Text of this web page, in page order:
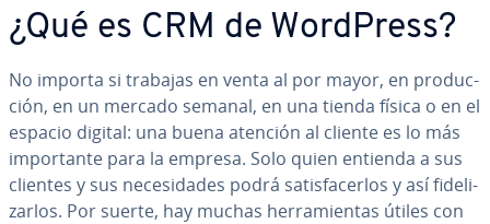
¿Qué es CRM de WordPress?
No importa si trabajas en venta al por mayor, en pro­du­c­
ción, en un mercado semanal, en una tienda física o en el
espacio digital: una buena atención al cliente es lo más
im­po­r­ta­n­te para la empresa. Solo quien entienda a sus
clientes y sus ne­ce­si­da­des podrá sa­ti­s­fa­ce­r­los y así fi­de­li­
zar­los. Por suerte, hay muchas he­rra­mie­n­tas útiles con